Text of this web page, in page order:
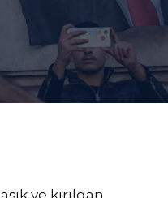
ve kırılgan